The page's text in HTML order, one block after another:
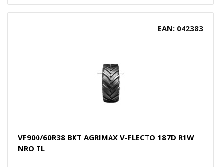
EAN: 042383
VF900/60R38 BKT AGRIMAX V-FLECTO 187D R1W
NRO TL